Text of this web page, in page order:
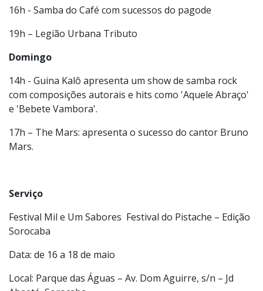
Sábado
16h - Samba do Café com sucessos do pagode
19h – Legião Urbana Tributo
Domingo
14h - Guina Kalô apresenta um show de samba rock
com composições autorais e hits como 'Aquele Abraço'
e 'Bebete Vambora'.
17h – The Mars: apresenta o sucesso do cantor Bruno
Serviço
Festival Mil e Um Sabores Festival do Pistache – Edição
Sorocaba
Data: de 16 a 18 de maio